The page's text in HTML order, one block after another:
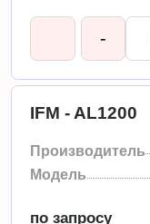
-
IFM - AL1200
Производитель
Модель
по запросу